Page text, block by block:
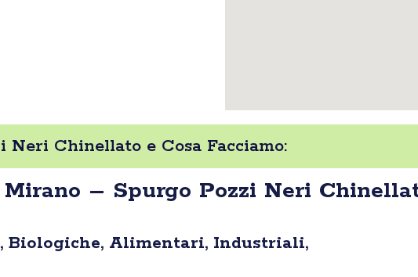
Neri Chinellato e Cosa Facciamo:
– Spurgo Pozzi Neri
Biologiche, Alimentari, Industriali,